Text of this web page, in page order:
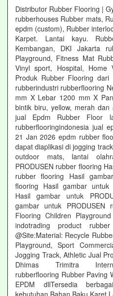
Distributor Rubber Flooring |
rubberhouses Rubber mats,
epdm (custom), Rubber
Karpet. Lantai kayu.
Kembangan, DKI Jakarta
Playground, Fitness Mat
Vinyl sport, Hospital, Home
Produk Rubber Flooring
rubberindustri rubberflooring
mm X Lebar 1200 mm X
bintik biru, yellow, merah
jual Epdm Rubber Floor
rubberflooringindonesia jual
21 Jan 2026 epdm rubber
dapat diaplikasi di jogging
outdoor mats, lantai
PRODUSEN rubber flooring
rubber flooring Hasil
flooring Hasil gambar untuk
Hasil gambar untuk
gambar untuk PRODUSEN
Flooring Children
indotrading product
@Site:Material: Recycle
Playground, Sport
Jogging Track, Athletic Jual
Dhimas Trimitra
rubberflooring Rubber Paving
EPDM dllTersedia